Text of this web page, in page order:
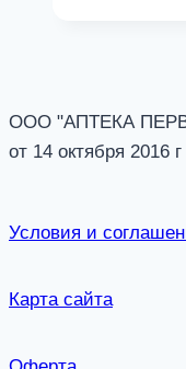
ООО "АПТЕКА
от 14 октября 2016 г
Условия и
Карта сайта